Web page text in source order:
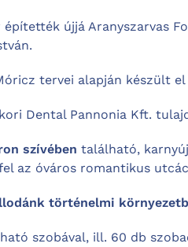
újjá Aranyszarvas
tervei alapján készült
Dental Pannonia Kft.
szívében található,
az óváros romantikus
történelmi
szobával, ill. 60 db